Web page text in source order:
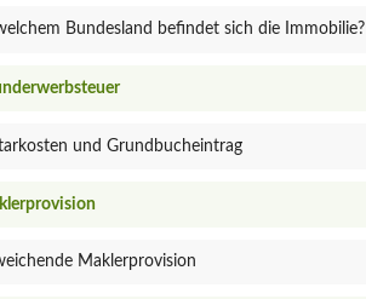
Bundesland befindet sich die Immobilie?
und Grundbucheintrag
Maklerprovision